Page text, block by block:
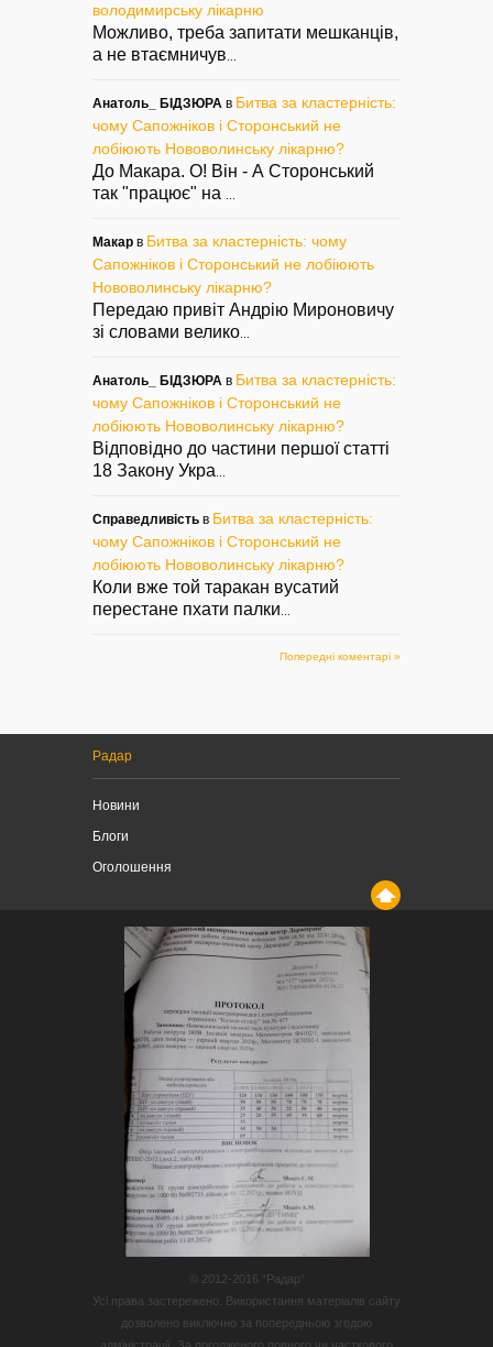
володимирську лікарню
Можливо, треба запитати мешканців,
а не втаємничув
Анатоль_ БІДЗЮРА в Битва за кластерність:
чому Сапожніков і Сторонський не
лобіюють Нововолинську лікарню?
До Макара. О! Він - А Сторонський
так "працює" на
Макар в Битва за кластерність: чому
Сапожніков і Сторонський не лобіюють
Нововолинську лікарню?
Передаю привіт Андрію Мироновичу
зі словами велико
Анатоль_ БІДЗЮРА в Битва за кластерність:
чому Сапожніков і Сторонський не
лобіюють Нововолинську лікарню?
Відповідно до частини першої статті
18 Закону Укра
Справедливість в Битва за кластерність:
чому Сапожніков і Сторонський не
лобіюють Нововолинську лікарню?
Коли вже той таракан вусатий
перестане пхати палки
Попередні коментарі »
Радар
Новини
Блоги
Оголошення
© 2012-2016 “Радар”
Усі права застережено. Використання матеріалів сайту
дозволено виключно за попередньою згодою